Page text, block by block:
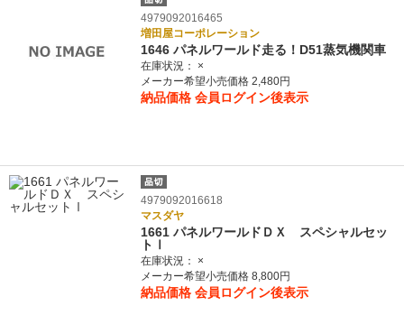
4979092016465
増田屋コーポレーション
1646 パネルワールド走る！D51蒸気機関車
在庫状況：
×
メーカー希望小売価格 2,480円
納品価格 会員ログイン後表示
4979092016618
マスダヤ
1661 パネルワールドＤＸ スペシャルセッ
トⅠ
在庫状況：
×
メーカー希望小売価格 8,800円
納品価格 会員ログイン後表示